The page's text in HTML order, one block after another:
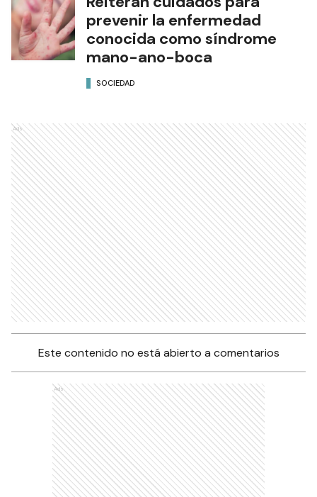
prevenir la enfermedad
conocida como síndrome
mano-ano-boca
SOCIEDAD
Ads
Este contenido no está abierto a comentarios
Ads